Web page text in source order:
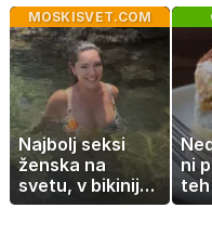
MOSKISVET.COM
Najbolj seksi
ženska na
svetu, v bikiniju
znova navdušila
ni